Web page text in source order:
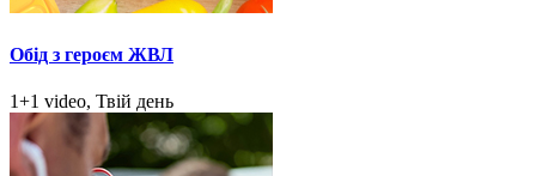
Обід з героєм ЖВЛ
1+1 video, Твій день